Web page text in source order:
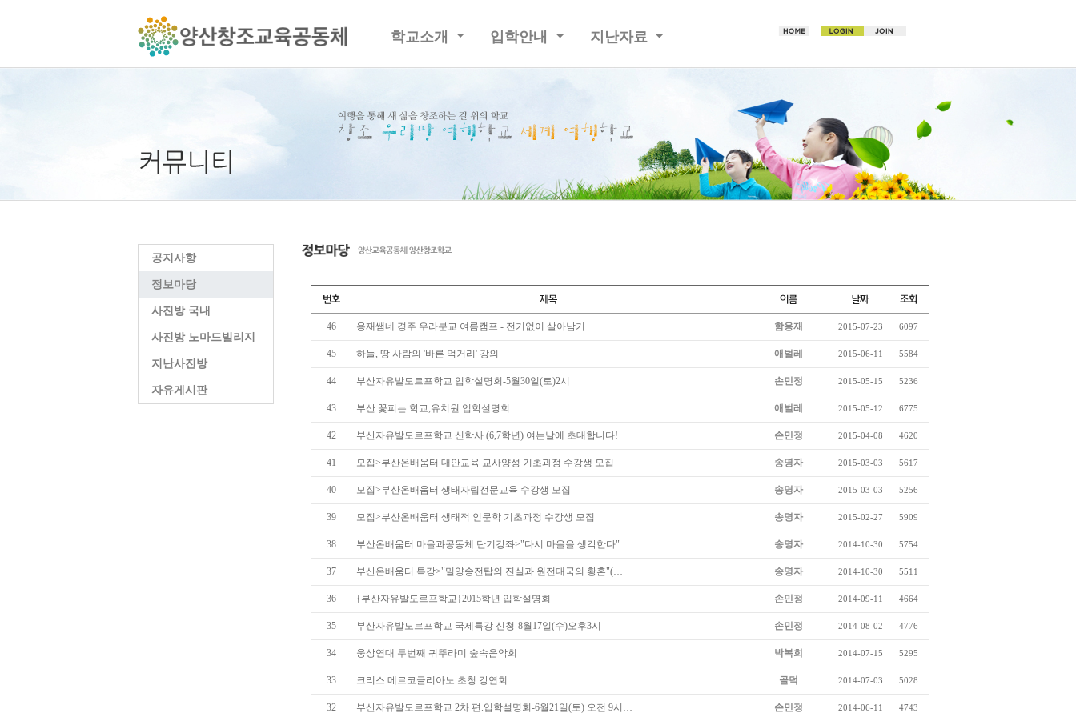
학교소개 입학안내 지난자료
공지사항
정보마당
사진방 국내
사진방 노마드빌리지
지난사진방
자유게시판
46 용재쌤네 경주 우라분교 여름캠프 - 전기없이 살아남기 함용재 2015-07-23 6097
45 하늘, 땅 사람의 '바른 먹거리' 강의 애벌레 2015-06-11 5584
44 부산자유발도르프학교 입학설명회-5월30일(토)2시 손민정 2015-05-15 5236
43 부산 꽃피는 학교,유치원 입학설명회 애벌레 2015-05-12 6775
42 부산자유발도르프학교 신학사 (6,7학년) 여는날에 초대합니다! 손민정 2015-04-08 4620
41 모집>부산온배움터 대안교육 교사양성 기초과정 수강생 모집 송명자 2015-03-03 5617
40 모집>부산온배움터 생태자립전문교육 수강생 모집 송명자 2015-03-03 5256
39 모집>부산온배움터 생태적 인문학 기초과정 수강생 모집 송명자 2015-02-27 5909
38 부산온배움터 마을과공동체 단기강좌>"다시 마을을 생각한다"… 송명자 2014-10-30 5754
37 부산온배움터 특강>"밀양송전탑의 진실과 원전대국의 황혼"(… 송명자 2014-10-30 5511
36 {부산자유발도르프학교}2015학년 입학설명회 손민정 2014-09-11 4664
35 부산자유발도르프학교 국제특강 신청-8월17일(수)오후3시 손민정 2014-08-02 4776
34 웅상연대 두번째 귀뚜라미 숲속음악회 박복희 2014-07-15 5295
33 크리스 메르코글리아노 초청 강연회 골덕 2014-07-03 5028
32 부산자유발도르프학교 2차 편.입학설명회-6월21일(토) 오전 9시… 손민정 2014-06-11 4743